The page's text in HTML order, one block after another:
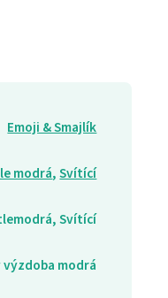
Emoji & Smajlík
modrá,Svítící
Svítící
modrá